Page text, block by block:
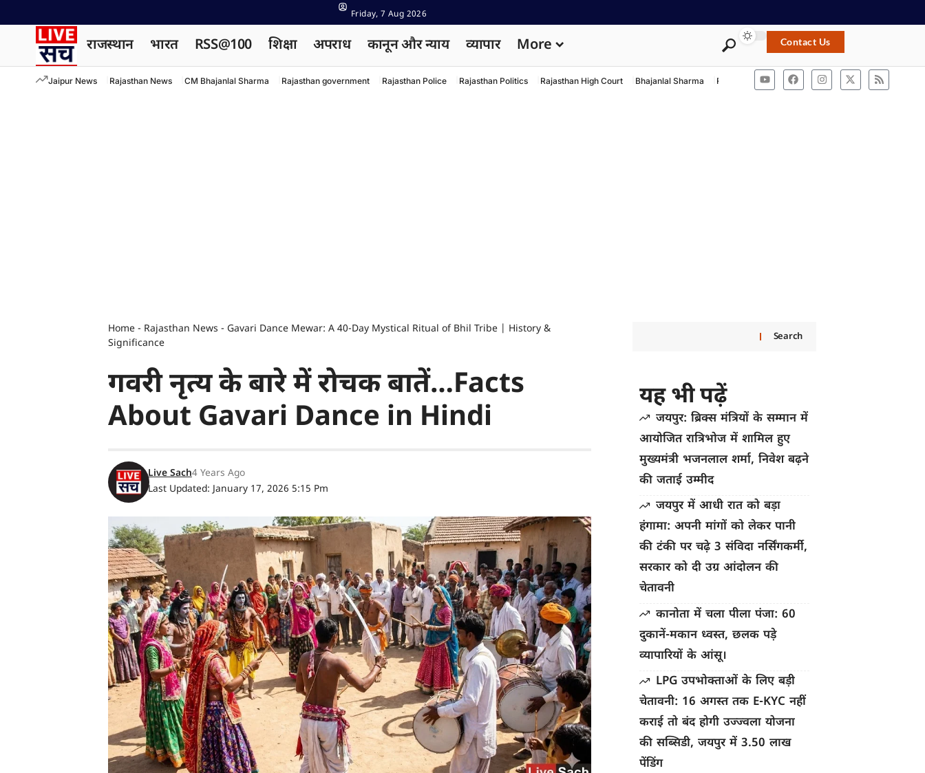
Friday, 7 Aug 2026
राजस्थान भारत RSS@100 शिक्षा अपराध कानून और न्याय व्यापार More Contact Us
Jaipur News Rajasthan News CM Bhajanlal Sharma Rajasthan government Rajasthan Police Rajasthan Politics Rajasthan High Court Bhajanlal Sharma Rashtriya Swayamsevak Sangh ACB Rajasthan
Home - Rajasthan News - Gavari Dance Mewar: A 40-Day Mystical Ritual of Bhil Tribe | History &
Significance
गवरी नृत्य के बारे में रोचक बातें…Facts
About Gavari Dance in Hindi
Last Updated: January 17, 2026 5:15 Pm
Live Sach4 Years Ago
Search
यह भी पढ़ें
जयपुर: ब्रिक्स मंत्रियों के सम्मान में
आयोजित रात्रिभोज में शामिल हुए
मुख्यमंत्री भजनलाल शर्मा, निवेश बढ़ने
की जताई उम्मीद
जयपुर में आधी रात को बड़ा
हंगामा: अपनी मांगों को लेकर पानी
की टंकी पर चढ़े 3 संविदा नर्सिंगकर्मी,
सरकार को दी उग्र आंदोलन की
चेतावनी
कानोता में चला पीला पंजा: 60
दुकानें-मकान ध्वस्त, छलक पड़े
व्यापारियों के आंसू।
LPG उपभोक्ताओं के लिए बड़ी
चेतावनी: 16 अगस्त तक E-KYC नहीं
कराई तो बंद होगी उज्ज्वला योजना
की सब्सिडी, जयपुर में 3.50 लाख
पेंडिंग